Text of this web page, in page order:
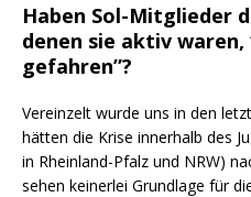
Haben Sol-Mitglieder
denen sie aktiv waren,
gefahren”?
Vereinzelt wurde uns in den
hätten die Krise innerhalb des
in Rheinland-Pfalz und NRW)
sehen keinerlei Grundlage für